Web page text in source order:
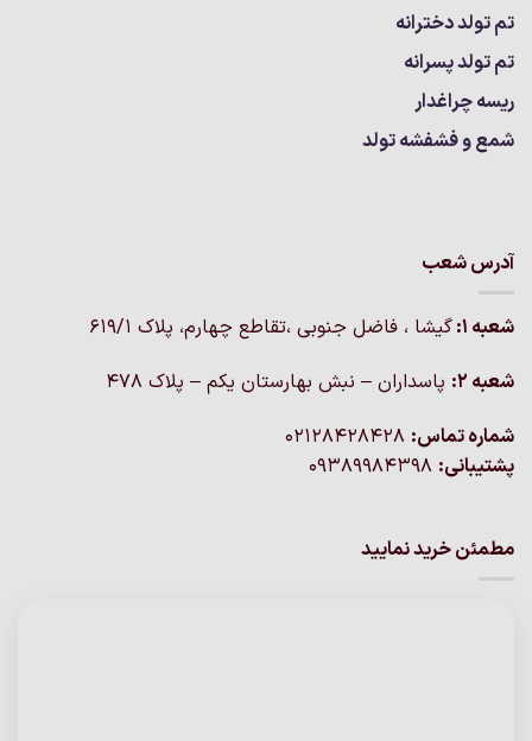
تم تولد دخترانه
تم تولد پسرانه
ریسه چراغدار
شمع و فشفشه تولد
آدرس شعب
شعبه 1:
گيشا ، فاضل جنوبی ،تقاطع چهارم، پلاک 619/1
شعبه 2:
پاسداران – نبش بهارستان یکم – پلاک ۴۷۸
شماره تماس:
پشتیبانی:
مطمئن خرید نمایید